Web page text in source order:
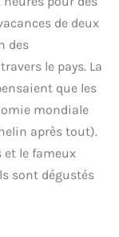
de deux
des
le pays. La
que les
mondiale
après tout).
et le fameux
sont dégustés